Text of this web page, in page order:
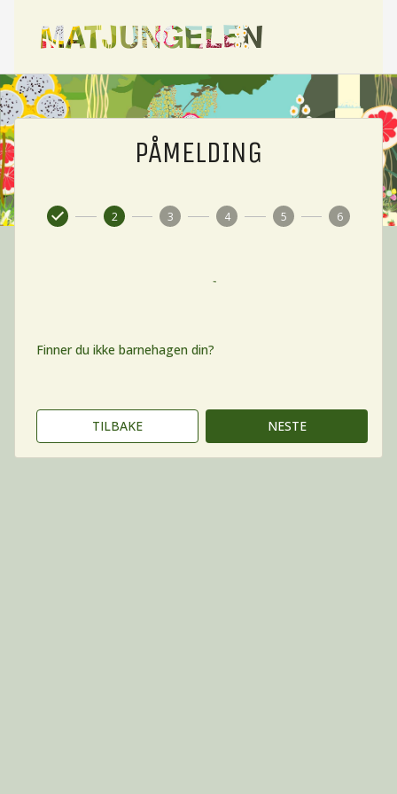
PÅMELDING
2 3 4 5 6
Finner du ikke barnehagen din?
TILBAKE NESTE